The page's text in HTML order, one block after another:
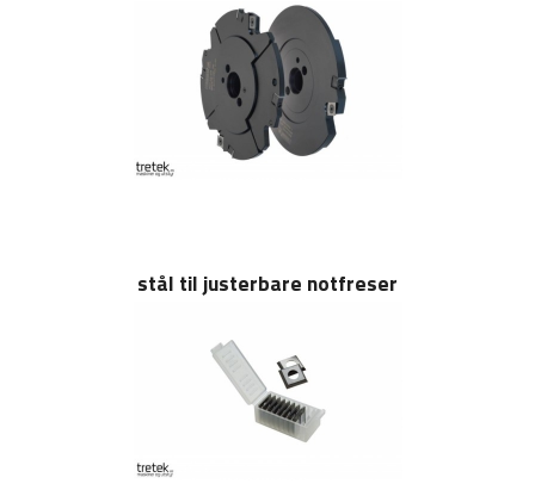
stål til justerbare notfreser